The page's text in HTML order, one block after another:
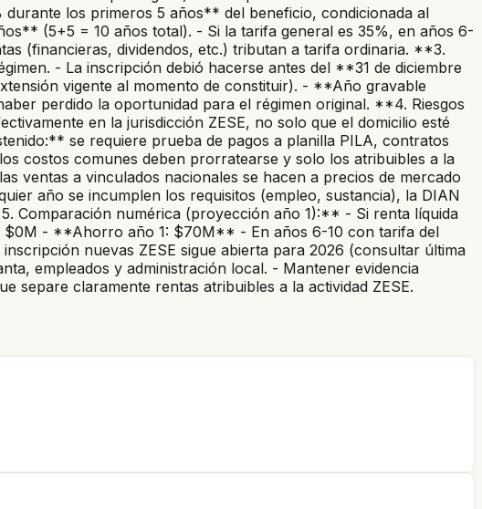
los primeros 5 años** del beneficio, condicionada al
(5+5 = 10 años total). - Si la tarifa general es 35%, en años 6-
(financieras, dividendos, etc.) tributan a tarifa ordinaria. **3.
- La inscripción debió hacerse antes del **31 de diciembre
vigente al momento de constituir). - **Año gravable
perdido la oportunidad para el régimen original. **4. Riesgos
en la jurisdicción ZESE, no solo que el domicilio esté
se requiere prueba de pagos a planilla PILA, contratos
costos comunes deben prorratearse y solo los atribuibles a la
ventas a vinculados nacionales se hacen a precios de mercado
año se incumplen los requisitos (empleo, sustancia), la DIAN
Comparación numérica (proyección año 1):** - Si renta líquida
$0M - **Ahorro año 1: $70M** - En años 6-10 con tarifa del
nuevas ZESE sigue abierta para 2026 (consultar última
empleados y administración local. - Mantener evidencia
separe claramente rentas atribuibles a la actividad ZESE.